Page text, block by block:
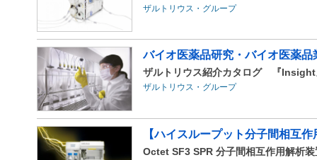
ザルトリウス・グループ
バイオ医薬品研究・バイオ医薬
ザルトリウス紹介カタログ 『Insight
ザルトリウス・グループ
【ハイスループット分子間相互
Octet SF3 SPR 分子間相互作用解析装